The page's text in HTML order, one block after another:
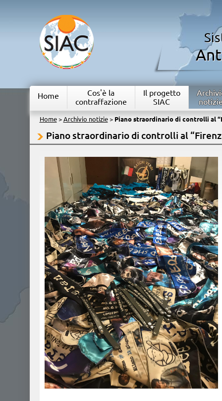
Home
Cos'è la
contraffazione
Il progetto
SIAC
Home> Archivio notizie> Piano straordinario di controlli al
Piano straordinario di controlli al